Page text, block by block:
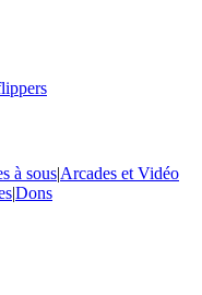
à sous|Arcades et Vidéo
|Dons